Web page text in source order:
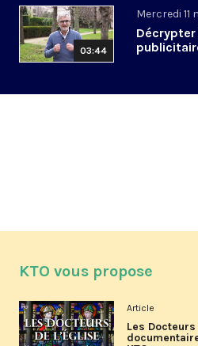
03:44
Mercredi 11
KTO vous propose
Article
Les